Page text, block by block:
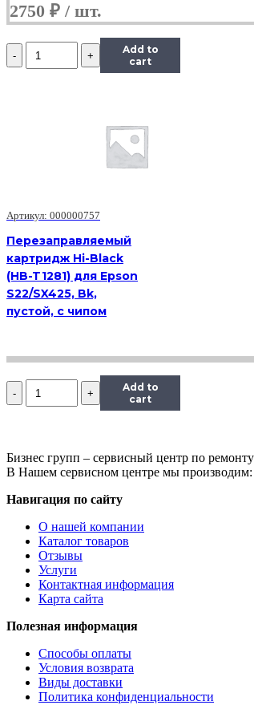
2750 ₽
Количество
Перезаправляемый
с
чипом
Add to
cart
Артикул: 000000757
Перезаправляемый
картридж Hi-Black
(HB-T1281) для Epson
S22/SX425, Bk,
пустой, с чипом
Количество
Перезаправляемый
(HB-
T1291)
Epson
пустой,
чипом
Add to
cart
Бизнес групп – сервисный центр по
В Нашем сервисном центре мы производим:
Навигация по сайту
О нашей компании
Каталог товаров
Отзывы
Услуги
Контактная информация
Карта сайта
Полезная информация
Способы оплаты
Условия возврата
Виды доставки
Политика конфиденциальности